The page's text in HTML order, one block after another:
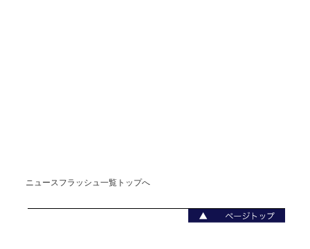
ニュースフラッシュ一覧トップへ